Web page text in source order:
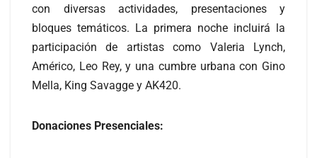
con diversas actividades, presentaciones y
bloques temáticos. La primera noche incluirá la
participación de artistas como Valeria Lynch,
Américo, Leo Rey, y una cumbre urbana con Gino
Mella, King Savagge y AK420.
Donaciones Presenciales: